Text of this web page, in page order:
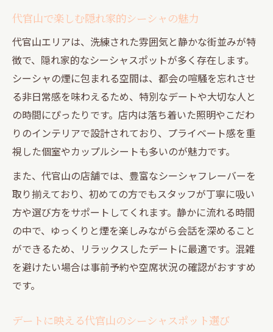
代官山で楽しむ隠れ家的シーシャの魅力
代官山エリアは、洗練された雰囲気と静かな街並みが特
徴で、隠れ家的なシーシャスポットが多く存在します。
シーシャの煙に包まれる空間は、都会の喧騒を忘れさせ
る非日常感を味わえるため、特別なデートや大切な人と
の時間にぴったりです。店内は落ち着いた照明やこだわ
りのインテリアで設計されており、プライベート感を重
視した個室やカップルシートも多いのが魅力です。
また、代官山の店舗では、豊富なシーシャフレーバーを
取り揃えており、初めての方でもスタッフが丁寧に吸い
方や選び方をサポートしてくれます。静かに流れる時間
の中で、ゆっくりと煙を楽しみながら会話を深めること
ができるため、リラックスしたデートに最適です。混雑
を避けたい場合は事前予約や空席状況の確認がおすすめ
です。
デートに映える代官山のシーシャスポット選び